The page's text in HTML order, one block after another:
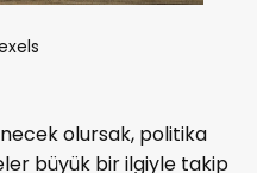
olursak, politika
büyük bir ilgiyle takip